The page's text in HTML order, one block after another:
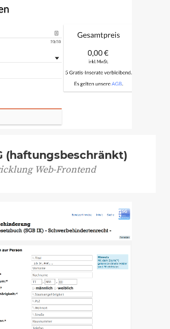
(haftungsbeschränkt)
Web-Frontend